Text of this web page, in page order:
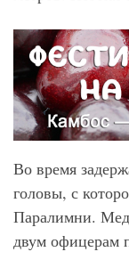
Во время
головы, с
Паралимни.
двум офицерам